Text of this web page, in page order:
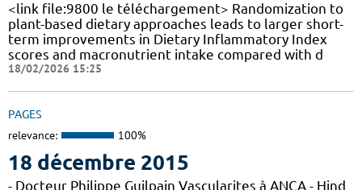
<link file:9800 le téléchargement> Randomization to
plant-based dietary approaches leads to larger short-
term improvements in Dietary Inflammatory Index
scores and macronutrient intake compared with d
18/02/2026 15:25
PAGES
relevance: 100%
18 décembre 2015
- Docteur Philippe Guilpain Vascularites à ANCA - Hind